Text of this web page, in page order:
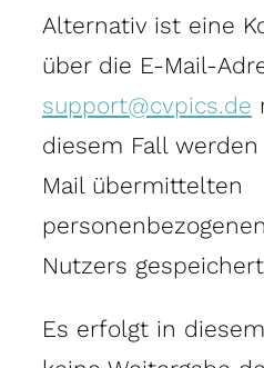
Alternativ ist eine
über die E-Mail-
support@cvpics.de
diesem Fall
Mail übermittelten
Nutzers
Es erfolgt in